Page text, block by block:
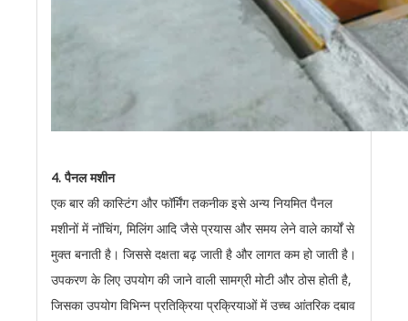
4. पैनल मशीन
एक बार की कास्टिंग और फॉर्मिंग तकनीक इसे अन्य नियमित पैनल
मशीनों में नॉचिंग, मिलिंग आदि जैसे प्रयास और समय लेने वाले कार्यों से
मुक्त बनाती है। जिससे दक्षता बढ़ जाती है और लागत कम हो जाती है।
उपकरण के लिए उपयोग की जाने वाली सामग्री मोटी और ठोस होती है,
जिसका उपयोग विभिन्न प्रतिक्रिया प्रक्रियाओं में उच्च आंतरिक दबाव